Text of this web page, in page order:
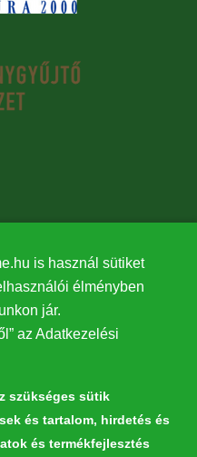
eseményeinkről!
is használ sütiket
élményben
jár.
az Adatkezelési
szükséges sütik
és tartalom, hirdetés és
és termékfejlesztés